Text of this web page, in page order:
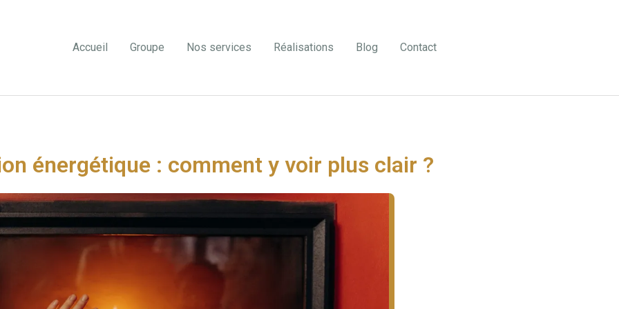
Accueil Groupe Nos services Réalisations Blog Contact
énergétique : comment y voir plus clair ?